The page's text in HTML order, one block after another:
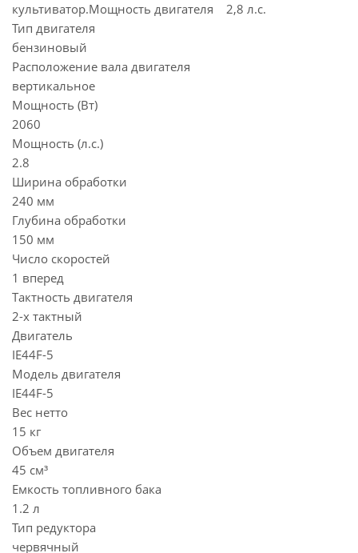
культиватор.Мощность двигателя 2,8 л.с.
Тип двигателя
бензиновый
Расположение вала двигателя
вертикальное
Мощность (Вт)
2060
Мощность (л.с.)
2.8
Ширина обработки
240 мм
Глубина обработки
150 мм
Число скоростей
1 вперед
Тактность двигателя
2-х тактный
Двигатель
IE44F-5
Модель двигателя
IE44F-5
Вес нетто
15 кг
Объем двигателя
45 см³
Емкость топливного бака
1.2 л
Тип редуктора
червячный